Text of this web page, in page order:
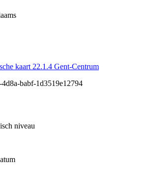
kaart 22.1.4 Gent-Centrum
babf-1d3519e12794
niveau